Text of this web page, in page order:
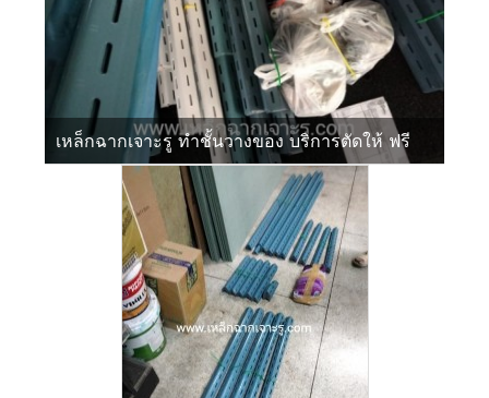
เหล็กฉากเจาะรู ทำชั้นวางของ บริการตัดให้ ฟรี